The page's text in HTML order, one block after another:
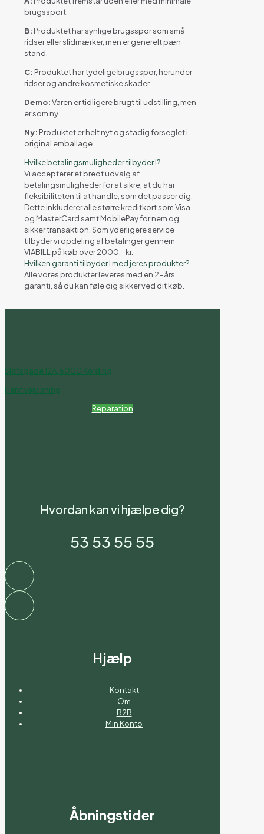
brugssport.
B: Produktet har synlige brugsspor som små
ridser eller slidmærker, men er generelt pæn
stand.
C: Produktet har tydelige brugsspor, herunder
ridser og andre kosmetiske skader.
Demo:Varen er tidligere brugt til udstilling, men
er som ny
Ny: Produktet er helt nyt og stadig forseglet i
original emballage.
Hvilke betalingsmuligheder tilbyder I?
Vi accepterer et bredt udvalg af
betalingsmuligheder for at sikre, at du har
fleksibiliteten til at handle, som det passer dig.
Dette inkluderer alle større kreditkort som Visa
og MasterCard samt MobilePay for nem og
sikker transaktion. Som yderligere service
tilbyder vi opdeling af betalinger gennem
VIABILL på køb over 2000,- kr.
Hvilken garanti tilbyder I med jeres produkter?
Alle vores produkter leveres med en 2-års
garanti, så du kan føle dig sikker ved dit køb.
Slotsgade 12A, 6000 Kolding
Hent vejvisning
Reparation
Hvordan kan vi hjælpe dig?
53 53 55 55
Hjælp
Kontakt
Om
B2B
Min Konto
Åbningstider